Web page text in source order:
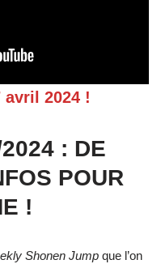
avril 2024 !
: DE
POUR
!
Shonen Jump que l’on